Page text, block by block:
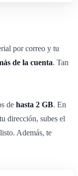
por correo y tu
de la cuenta. Tan
de hasta 2 GB. En
dirección, subes el
Además, te